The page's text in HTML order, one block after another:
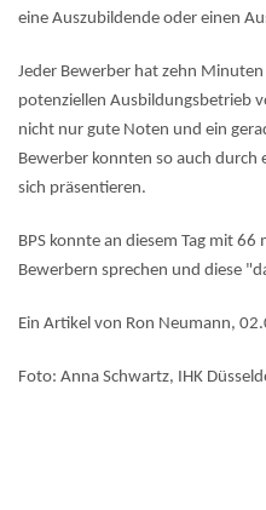
eine Auszubildende oder einen
Jeder Bewerber hat zehn
potenziellen Ausbildungsbetrieb
nicht nur gute Noten und ein
Bewerber konnten so auch
sich präsentieren.
BPS konnte an diesem Tag mit
Bewerbern sprechen und diese
Ein Artikel von Ron Neumann,
Foto: Anna Schwartz, IHK